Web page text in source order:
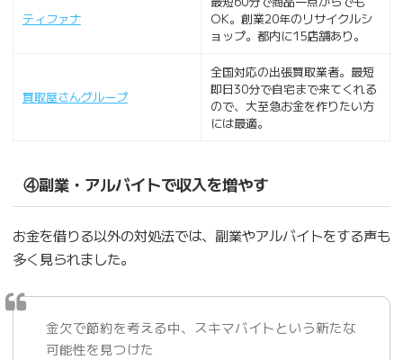
ティファナ
OK。創業20年のリサイクルシ
ョップ。都内に15店舗あり。
買取屋さんグループ
全国対応の出張買取業者。最短
即日30分で自宅まで来てくれる
ので、大至急お金を作りたい方
には最適。
④副業・アルバイトで収入を増やす
お金を借りる以外の対処法では、副業やアルバイトをする声も
多く見られました。
金欠で節約を考える中、スキマバイトという新たな
可能性を見つけた